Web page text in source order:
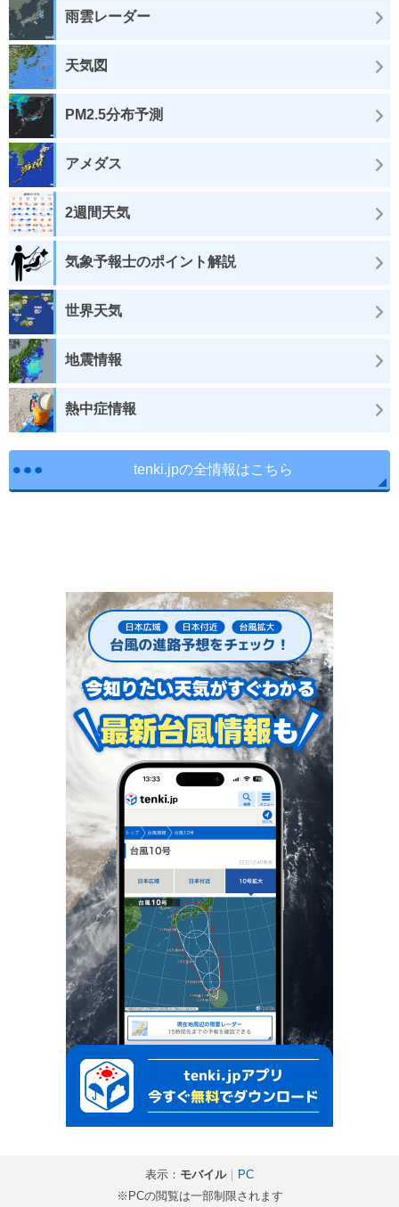
雨雲レーダー
天気図
PM2.5分布予測
アメダス
2週間天気
気象予報士のポイント解説
世界天気
地震情報
熱中症情報
tenki.jpの全情報はこちら
表示： モバイル｜
PC
※PCの閲覧は一部制限されます